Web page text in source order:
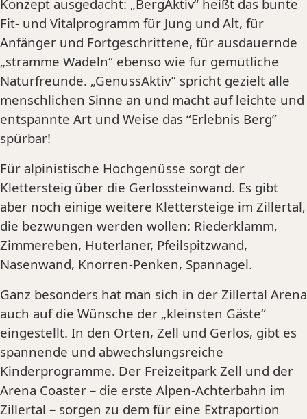
Konzept ausgedacht: „BergAktiv“ heißt das bunte
Fit- und Vitalprogramm für Jung und Alt, für
Anfänger und Fortgeschrittene, für ausdauernde
„stramme Wadeln“ ebenso wie für gemütliche
Naturfreunde. „GenussAktiv” spricht gezielt alle
menschlichen Sinne an und macht auf leichte und
entspannte Art und Weise das “Erlebnis Berg”
spürbar!
Für alpinistische Hochgenüsse sorgt der
Klettersteig über die Gerlossteinwand. Es gibt
aber noch einige weitere Klettersteige im Zillertal,
die bezwungen werden wollen: Riederklamm,
Zimmereben, Huterlaner, Pfeilspitzwand,
Nasenwand, Knorren-Penken, Spannagel.
Ganz besonders hat man sich in der Zillertal Arena
auch auf die Wünsche der „kleinsten Gäste“
eingestellt. In den Orten, Zell und Gerlos, gibt es
spannende und abwechslungsreiche
Kinderprogramme. Der Freizeitpark Zell und der
Arena Coaster – die erste Alpen-Achterbahn im
Zillertal – sorgen zu dem für eine Extraportion